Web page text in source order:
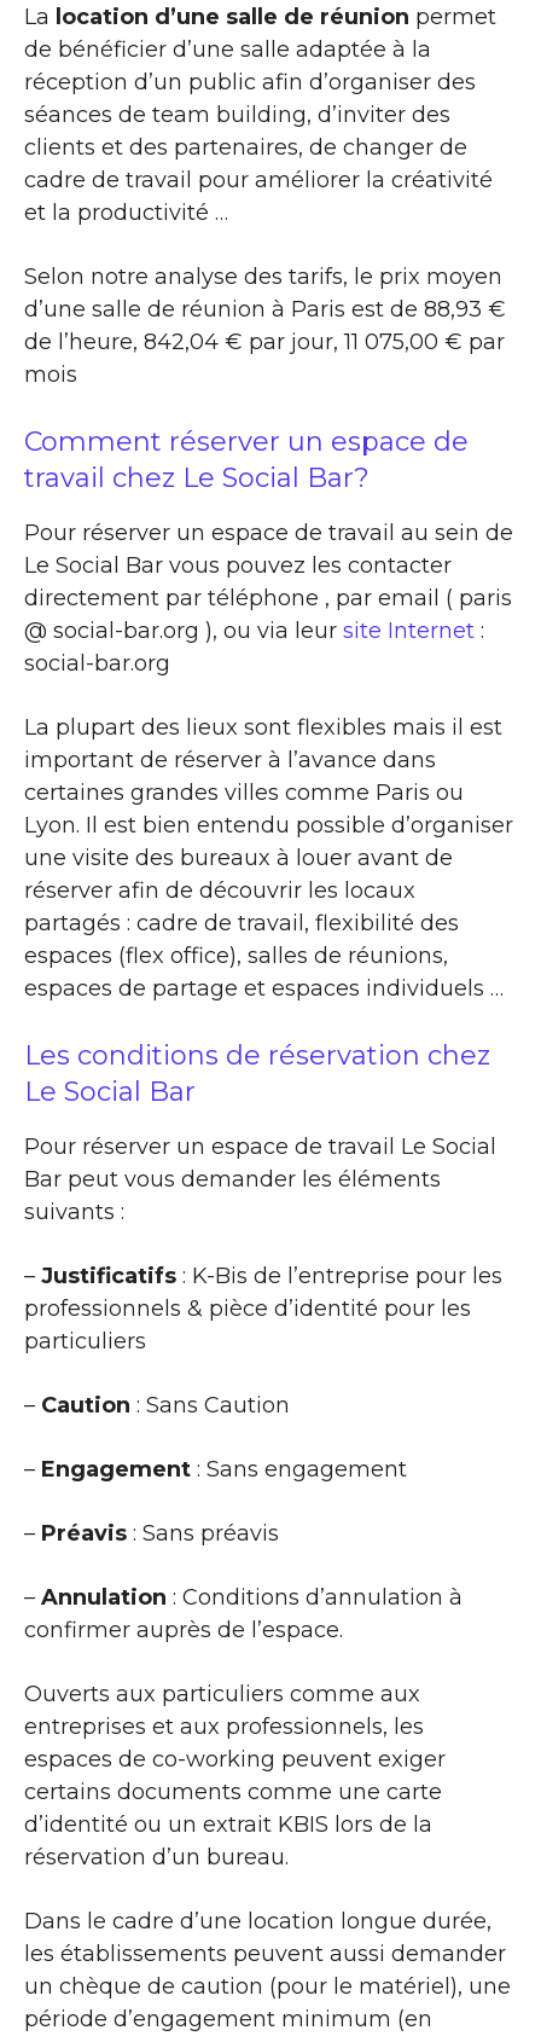
La location d’une salle de réunion permet
de bénéficier d’une salle adaptée à la
réception d’un public afin d’organiser des
séances de team building, d’inviter des
clients et des partenaires, de changer de
cadre de travail pour améliorer la créativité
et la productivité …
Selon notre analyse des tarifs, le prix moyen
d’une salle de réunion à Paris est de 88,93 €
de l’heure, 842,04 € par jour, 11 075,00 € par
mois
Comment réserver un espace de
travail chez Le Social Bar?
Pour réserver un espace de travail au sein de
Le Social Bar vous pouvez les contacter
directement par téléphone , par email ( paris
@ social-bar.org ), ou via leur site Internet :
social-bar.org
La plupart des lieux sont flexibles mais il est
important de réserver à l’avance dans
certaines grandes villes comme Paris ou
Lyon. Il est bien entendu possible d’organiser
une visite des bureaux à louer avant de
réserver afin de découvrir les locaux
partagés : cadre de travail, flexibilité des
espaces (flex office), salles de réunions,
espaces de partage et espaces individuels …
Les conditions de réservation chez
Le Social Bar
Pour réserver un espace de travail Le Social
Bar peut vous demander les éléments
suivants :
– Justificatifs : K-Bis de l’entreprise pour les
professionnels & pièce d’identité pour les
particuliers
– Caution : Sans Caution
– Engagement : Sans engagement
– Préavis : Sans préavis
– Annulation : Conditions d’annulation à
confirmer auprès de l’espace.
Ouverts aux particuliers comme aux
entreprises et aux professionnels, les
espaces de co-working peuvent exiger
certains documents comme une carte
d’identité ou un extrait KBIS lors de la
réservation d’un bureau.
Dans le cadre d’une location longue durée,
les établissements peuvent aussi demander
un chèque de caution (pour le matériel), une
période d’engagement minimum (en